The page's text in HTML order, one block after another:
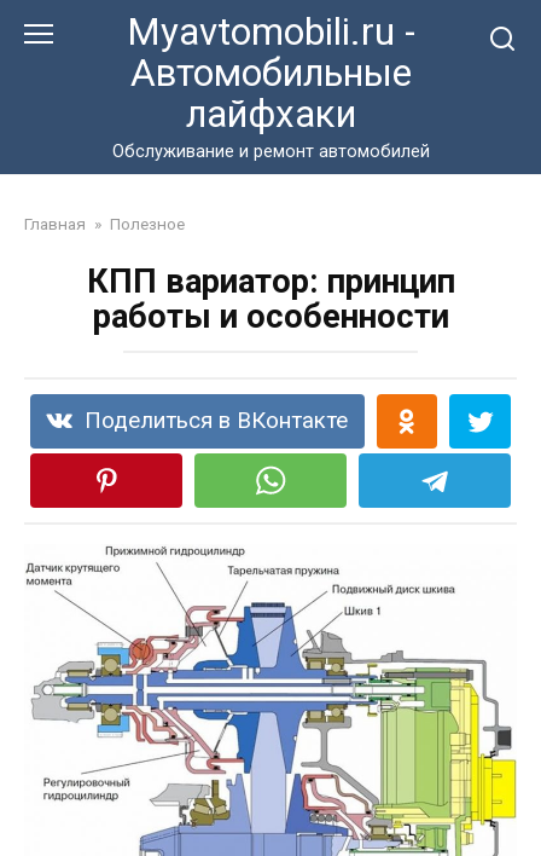
Myavtomobili.ru -
Автомобильные
лайфхаки
Обслуживание и ремонт автомобилей
Главная » Полезное
КПП вариатор: принцип
работы и особенности
Поделиться в ВКонтакте